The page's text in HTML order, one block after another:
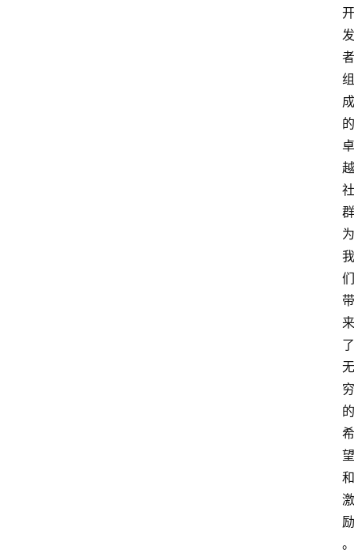
开
发
者
组
成
的
卓
越
社
群
为
我
们
带
来
了
无
穷
的
希
望
和
激
励
。